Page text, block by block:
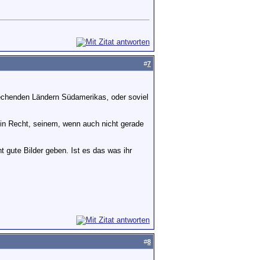
#7
Ländern Südamerikas, oder soviel
Recht, seinem, wenn auch nicht gerade
gute Bilder geben. Ist es das was ihr
#8